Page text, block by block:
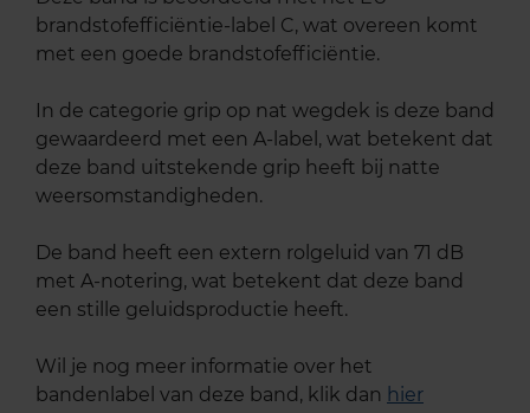
brandstofefficiëntie-label C, wat overeen komt
met een goede brandstofefficiëntie.
In de categorie grip op nat wegdek is deze band
gewaardeerd met een A-label, wat betekent dat
deze band uitstekende grip heeft bij natte
weersomstandigheden.
De band heeft een extern rolgeluid van 71 dB
met A-notering, wat betekent dat deze band
een stille geluidsproductie heeft.
Wil je nog meer informatie over het
bandenlabel van deze band, klik dan hier